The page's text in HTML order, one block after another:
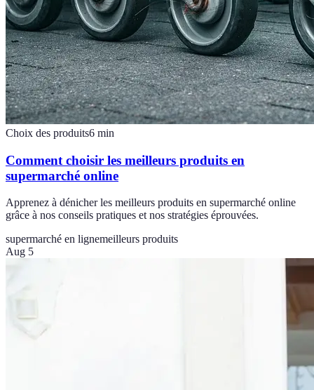
Choix des produits6 min
Comment choisir les meilleurs produits en
supermarché online
Apprenez à dénicher les meilleurs produits en supermarché online
grâce à nos conseils pratiques et nos stratégies éprouvées.
supermarché en lignemeilleurs produits
Aug 5